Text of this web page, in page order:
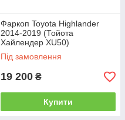
Фаркоп Toyota Highlander
2014-2019 (Тойота
Хайлендер XU50)
Швидкознімний вертикальний
автомат на ключі
Під замовлення
19 200 ₴
Купити